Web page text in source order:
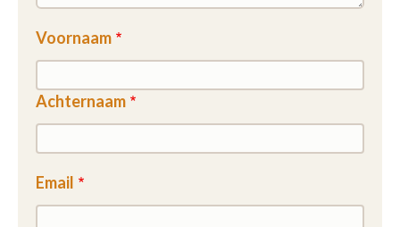
Voornaam
Achternaam
Email